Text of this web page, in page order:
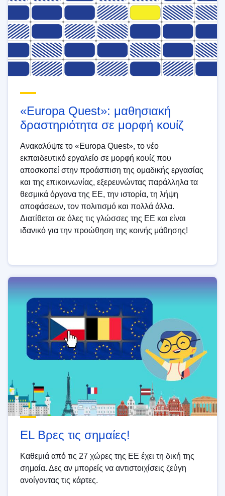
«Europa Quest»: μαθησιακή
δραστηριότητα σε μορφή κουίζ
Ανακαλύψτε το «Europa Quest», το νέο
εκπαιδευτικό εργαλείο σε μορφή κουίζ που
αποσκοπεί στην προάσπιση της ομαδικής εργασίας
και της επικοινωνίας, εξερευνώντας παράλληλα τα
θεσμικά όργανα της ΕΕ, την ιστορία, τη λήψη
αποφάσεων, τον πολιτισμό και πολλά άλλα.
Διατίθεται σε όλες τις γλώσσες της ΕΕ και είναι
ιδανικό για την προώθηση της κοινής μάθησης!
EL Βρες τις σημαίες!
Καθεμιά από τις 27 χώρες της ΕΕ έχει τη δική της
σημαία. Δες αν μπορείς να αντιστοιχίσεις ζεύγη
ανοίγοντας τις κάρτες.